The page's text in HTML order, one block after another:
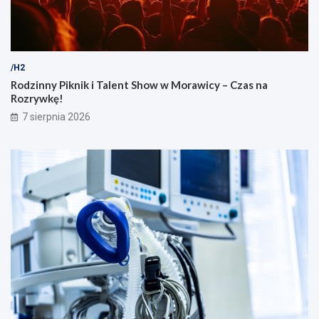
/H2
Rodzinny Piknik i Talent Show w Morawicy – Czas na
Rozrywkę!
7 sierpnia 2026